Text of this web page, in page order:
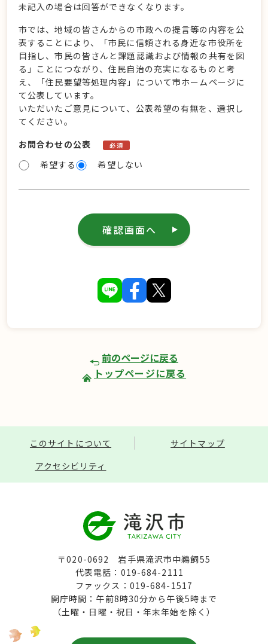
未記入の場合は回答ができなくなります。
市では、地域の皆さんからの市政への提言等の内容を公
表することにより、「市民に信頼される身近な市役所を
目指し、市民の皆さんと課題認識および情報の共有を図
る」ことにつながり、住民自治の充実になるものと考
え、「住民要望等処理内容」について市ホームページに
て公表しています。
いただいたご意見について、公表希望の有無を、選択し
てください。
お問合わせの公表
必須
希望する 希望しない
確認画面へ
前のページに戻る
トップページに戻る
このサイトについて
サイトマップ
アクセシビリティ
〒020-0692 岩手県滝沢市中鵜飼55
代表電話：019-684-2111
ファックス：019-684-1517
開庁時間：午前8時30分から午後5時まで
（土曜・日曜・祝日・年末年始を除く）